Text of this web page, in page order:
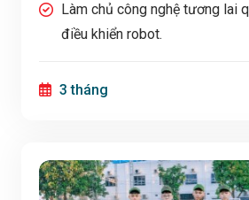
Làm chủ công nghệ tương lai
điều khiển robot.
3 tháng